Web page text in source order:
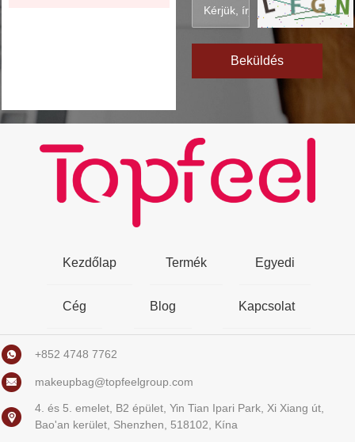
Beküldés
Kezdőlap Termék Egyedi
Cég Blog Kapcsolat
+852 4748 7762
makeupbag@topfeelgroup.com
4. és 5. emelet, B2 épület, Yin Tian Ipari Park, Xi Xiang út,
Bao'an kerület, Shenzhen, 518102, Kína